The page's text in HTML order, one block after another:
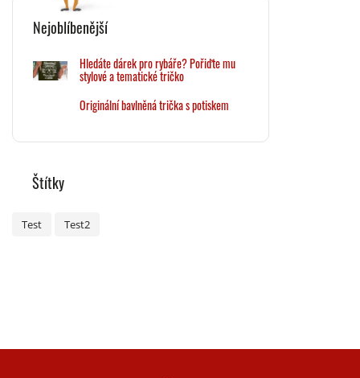
Nejoblíbenější
Hledáte dárek pro rybáře? Pořiďte mu
stylové a tematické tričko
Originální bavlněná trička s potiskem
Štítky
Test Test2